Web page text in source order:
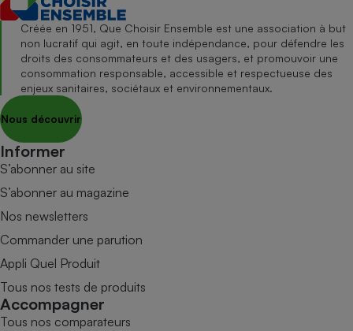
Créée en 1951, Que Choisir Ensemble est une association à but
non lucratif qui agit, en toute indépendance, pour défendre les
droits des consommateurs et des usagers, et promouvoir une
consommation responsable, accessible et respectueuse des
enjeux sanitaires, sociétaux et environnementaux.
Nous découvrir
Informer
S’abonner au site
S’abonner au magazine
Nos newsletters
Commander une parution
Appli Quel Produit
Tous nos tests de produits
Accompagner
Tous nos comparateurs